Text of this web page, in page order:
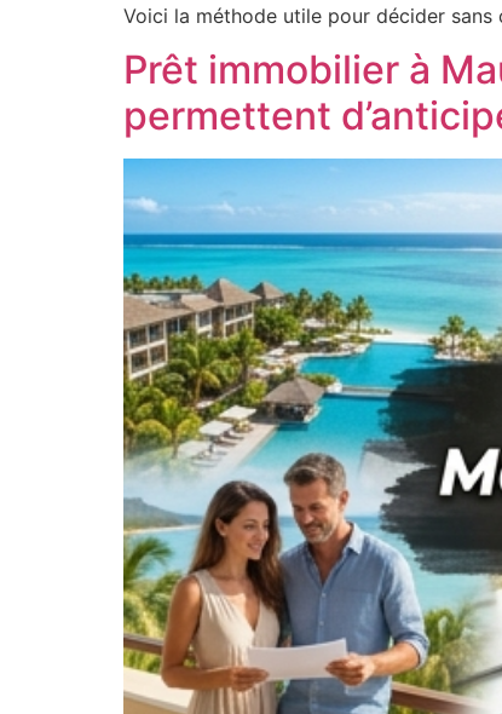
Voici la méthode utile pour décider sans
Prêt immobilier à
permettent